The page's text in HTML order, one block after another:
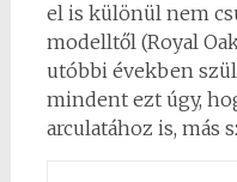
el is különül nem
modelltől (Royal
utóbbi években
mindent ezt úgy,
arculatához is, más